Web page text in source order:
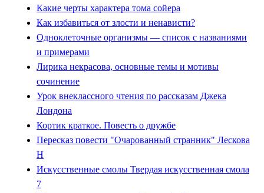
Какие черты характера тома сойера
Как избавиться от злости и ненависти?
Одноклеточные организмы — список с названиями
и примерами
Лирика некрасова, основные темы и мотивы
сочинение
Урок внеклассного чтения по рассказам Джека
Лондона
Кортик краткое. Повесть о дружбе
Пересказ повести "Очарованный странник" Лескова
Н
Искусственные смолы Твердая искусственная смола
7